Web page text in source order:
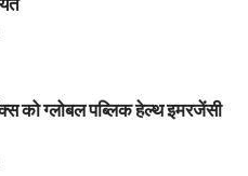
को ग्लोबल पब्लिक हेल्थ इमरजेंसी